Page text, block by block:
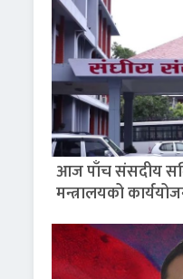
आज पाँच संसदीय
मन्त्रालयको